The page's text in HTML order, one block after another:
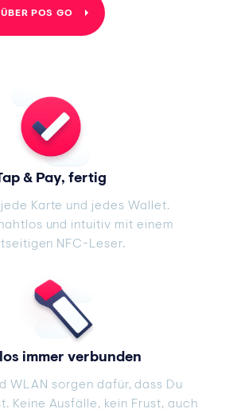
POS GO
& Pay, fertig
Karte und jedes Wallet.
und intuitiv mit einem
NFC-Leser.
immer verbunden
WLAN sorgen dafür, dass Du
Keine Ausfälle, kein Frust, auch